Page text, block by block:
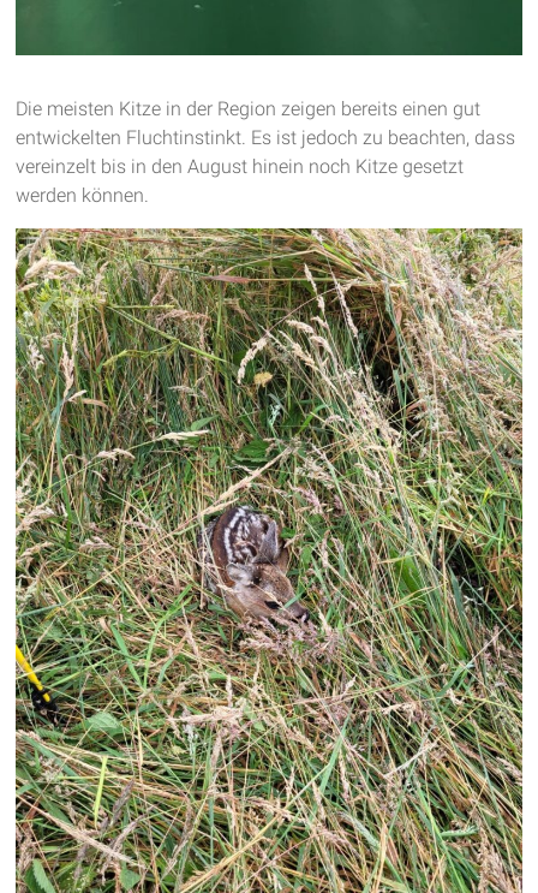
Die meisten Kitze in der Region zeigen bereits einen gut
entwickelten Fluchtinstinkt. Es ist jedoch zu beachten, dass
vereinzelt bis in den August hinein noch Kitze gesetzt
werden können.